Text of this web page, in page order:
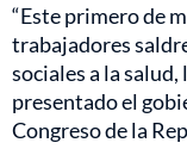
“Este primero de
trabajadores
sociales a la
presentado el
Congreso de la